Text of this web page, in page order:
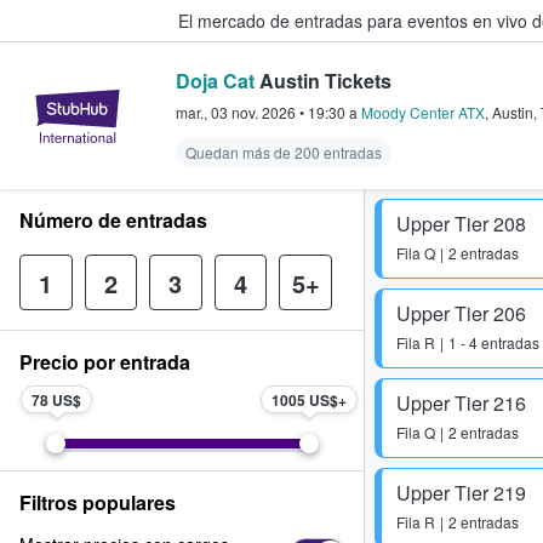
El mercado de entradas para eventos en vivo
StubHub: compra y venta de
Doja CatAustin Tickets
mar., 03 nov. 2026 • 19:30 a Moody Center ATX, Austin,
Quedan más de 200 entradas
Upper Tier 208
Fila Q 2 entradas
Upper Tier 206
Fila R 1 - 4 entradas
Upper Tier 216
Fila Q 2 entradas
Upper Tier 219
Fila R 2 entradas
Número de entradas
1 2 3 4 5+
Precio por entrada
78 US$ 1005 US$
Filtros populares